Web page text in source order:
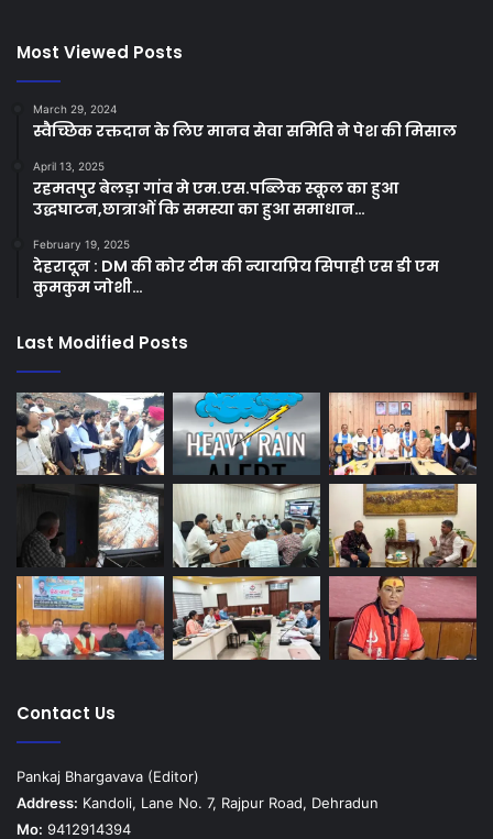
Most Viewed Posts
March 29, 2024
स्वैच्छिक रक्तदान के लिए मानव सेवा समिति ने पेश की मिसाल
April 13, 2025
रहमतपुर बेलड़ा गांव मे एम.एस.पब्लिक स्कूल का हुआ
उद्धघाटन,छात्राओं कि समस्या का हुआ समाधान…
February 19, 2025
देहरादून : DM की कोर टीम की न्यायप्रिय सिपाही एस डी एम
कुमकुम जोशी…
Last Modified Posts
Contact Us
Pankaj Bhargavava (Editor)
Address: Kandoli, Lane No. 7, Rajpur Road, Dehradun
Mo: 9412914394